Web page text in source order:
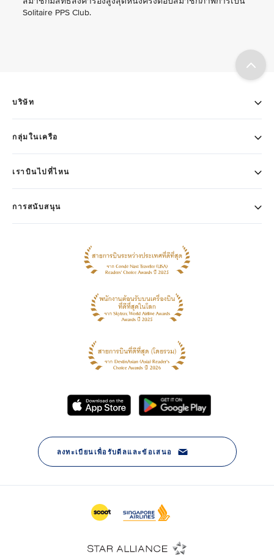
Solitaire PPS Club.